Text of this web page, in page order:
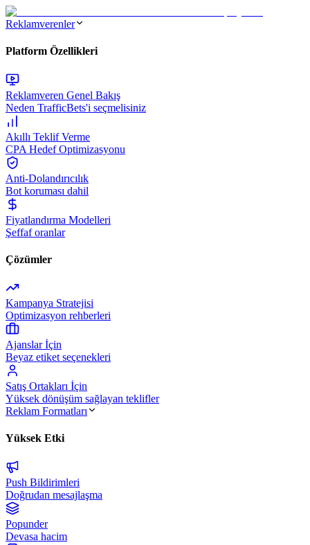
Reklamverenler
Platform Özellikleri
Reklamveren Genel Bakış
Neden TrafficBets'i seçmelisiniz
Akıllı Teklif Verme
CPA Hedef Optimizasyonu
Anti-Dolandırıcılık
Bot koruması dahil
Fiyatlandırma Modelleri
Şeffaf oranlar
Çözümler
Kampanya Stratejisi
Optimizasyon rehberleri
Ajanslar İçin
Beyaz etiket seçenekleri
Satış Ortakları İçin
Yüksek dönüşüm sağlayan teklifler
Reklam Formatları
Yüksek Etki
Push Bildirimleri
Doğrudan mesajlaşma
Popunder
Devasa hacim